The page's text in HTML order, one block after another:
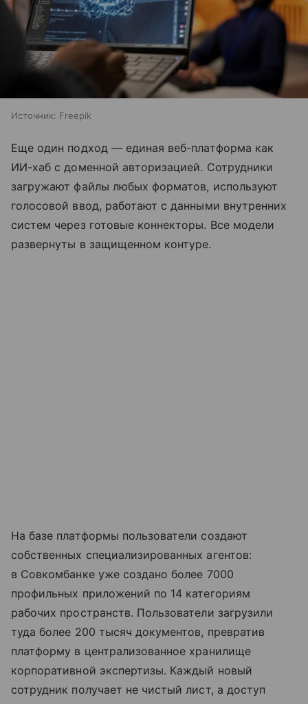
Источник: Freepik
Еще один подход — единая веб-платформа как
ИИ-хаб с доменной авторизацией. Сотрудники
загружают файлы любых форматов, используют
голосовой ввод, работают с данными внутренних
систем через готовые коннекторы. Все модели
развернуты в защищенном контуре.
На базе платформы пользователи создают
собственных специализированных агентов:
в Совкомбанке уже создано более 7000
профильных приложений по 14 категориям
рабочих пространств. Пользователи загрузили
туда более 200 тысяч документов, превратив
платформу в централизованное хранилище
корпоративной экспертизы. Каждый новый
сотрудник получает не чистый лист, а доступ